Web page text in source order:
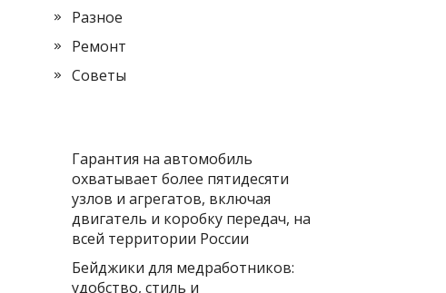
Разное
Ремонт
Советы
Гарантия на автомобиль
охватывает более пятидесяти
узлов и агрегатов, включая
двигатель и коробку передач, на
всей территории России
Бейджики для медработников:
удобство, стиль и